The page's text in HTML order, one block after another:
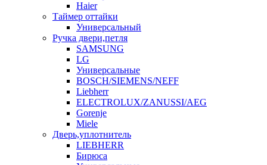
Haier
Таймер оттайки
Универсальный
Ручка двери,петля
SAMSUNG
LG
Универсальные
BOSCH/SIEMENS/NEFF
Liebherr
ELECTROLUX/ZANUSSI/AEG
Gorenje
Miele
Дверь,уплотнитель
LIEBHERR
Бирюса